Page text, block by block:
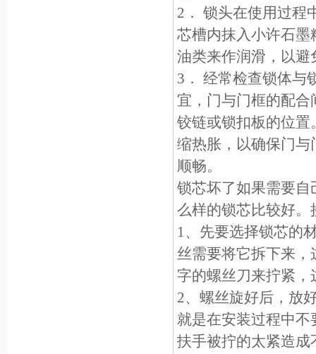
2． 锁头在使用过程
芯槽内抹入小许石
油类来作润滑，以
3． 经常检查锁体与
宜，门与门框的配合
铰链或锁扣板的位
缩热胀，以确保门
顺畅。
锁芯坏了如果需要
么样的锁芯比较好
1、先要选择锁芯的
丝需要将它拆下来
字的螺丝刀来拧紧
2、螺丝旋好后，放
就是在安装过程中
扶手被拧的太紧造